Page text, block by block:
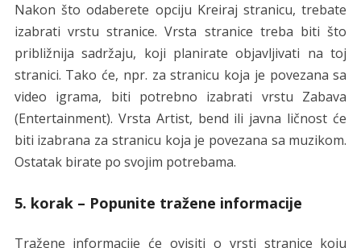
Nakon što odaberete opciju Kreiraj stranicu, trebate
izabrati vrstu stranice. Vrsta stranice treba biti što
približnija sadržaju, koji planirate objavljivati na toj
stranici. Tako će, npr. za stranicu koja je povezana sa
video igrama, biti potrebno izabrati vrstu Zabava
(Entertainment). Vrsta Artist, bend ili javna ličnost će
biti izabrana za stranicu koja je povezana sa muzikom.
Ostatak birate po svojim potrebama.
5. korak – Popunite tražene informacije
Tražene informacije će ovisiti o vrsti stranice koju